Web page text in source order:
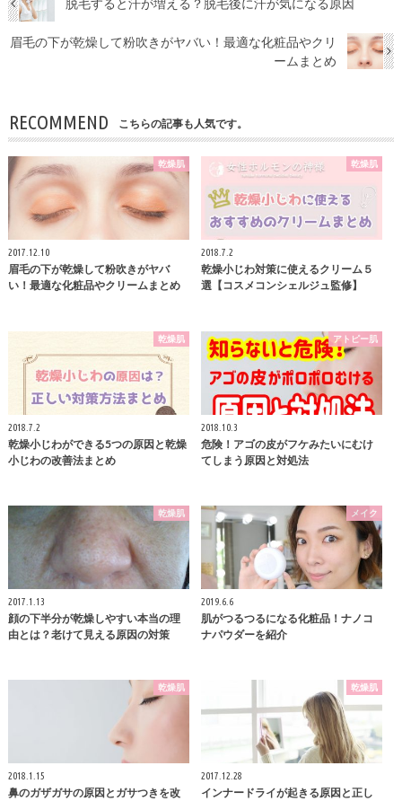
眉毛の下が乾燥して粉吹きがヤバい！最適な化粧品やクリ
ームまとめ
RECOMMEND こちらの記事も人気です。
乾燥肌
2017.12.10
眉毛の下が乾燥して粉吹きがヤバ
い！最適な化粧品やクリームまとめ
乾燥肌
2018.7.2
乾燥小じわ対策に使えるクリーム５
選【コスメコンシェルジュ監修】
乾燥肌
2018.7.2
乾燥小じわができる5つの原因と乾燥
小じわの改善法まとめ
アトピー肌
2018.10.3
危険！アゴの皮がフケみたいにむけ
てしまう原因と対処法
乾燥肌
2017.1.13
顔の下半分が乾燥しやすい本当の理
由とは？老けて見える原因の対策
メイク
2019.6.6
肌がつるつるになる化粧品！ナノコ
ナパウダーを紹介
乾燥肌
2018.1.15
鼻のガザガサの原因とガサつきを改
乾燥肌
2017.12.28
インナードライが起きる原因と正し